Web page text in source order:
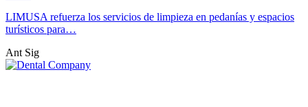
LIMUSA refuerza los servicios de limpieza en pedanías y espacios
turísticos para…
Ant Sig